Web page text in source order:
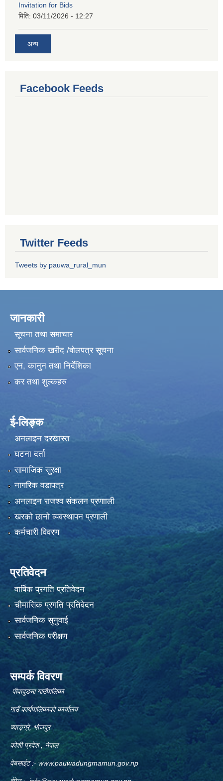
Invitation for Bids
मिति: 03/11/2026 - 12:27
अन्य
Facebook Feeds
Twitter Feeds
Tweets by pauwa_rural_mun
जानकारी
सूचना तथा समाचार
सार्वजनिक खरीद /बोलपत्र सूचना
एन, कानुन तथा निर्देशिका
कर तथा शुल्कहरु
ई-लिङ्क
अनलाइन दरखास्त
घटना दर्ता
सामाजिक सुरक्षा
नागरिक वडापत्र
अनलाइन राजश्व संकलन प्रणााली
खरको छानो व्यवस्थापन प्रणाली
कर्मचारी विवरण
प्रतिवेदन
वार्षिक प्रगति प्रतिवेदन
चौमासिक प्रगति प्रतिवेदन
सार्वजनिक सुनुवाई
सार्वजनिक परीक्षण
सम्पर्क विवरण
पौवादुङमा गाउँपालिका
गाउँ कार्यपालिकाको कार्यालय
च्याङ्ग्रे, भोजपुर
कोशी प्रदेश , नेपाल
वेबसाईट :- www.pauwadungmamun.gov.np